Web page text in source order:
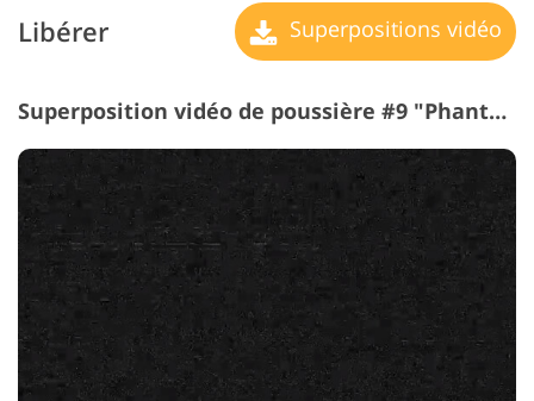
Libérer Superpositions vidéo
Superposition vidéo de poussière #9 "Phantom Presence"